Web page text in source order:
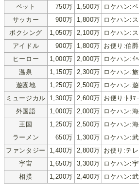
ペット
750万 1,500万
ロケハン:
サッカー
900万 1,800万
ロケハン:
ボクシング
1,050万 2,100万
ロケハン:
アイドル
900万 1,800万 お便り:伯爵
ヒーロー
1,000万 2,000万
ロケハン:ｲ
温泉
1,150万 2,300万
ロケハン:
遊園地
1,250万 2,500万
ロケハン:
ミュージカル
1,300万 2,600万 お便り:ﾄﾘﾏｰ
外国語
1,000万 2,000万
ロケハン:
王国
1,250万 2,500万
ロケハン:
ラーメン
650万 1,300万
ロケハン:
ファンタジー
1,400万 2,800万 お便り:テ
宇宙
1,650万 3,300万
ロケハン:
相撲
1,200万 2,400万 ロケハン: